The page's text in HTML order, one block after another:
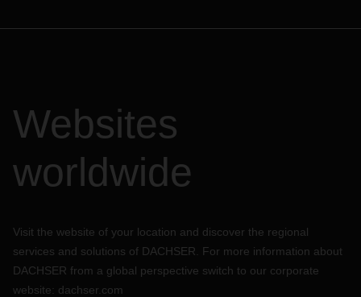
Websites
worldwide
Visit the website of your location and discover the regional
services and solutions of DACHSER. For more information about
DACHSER from a global perspective switch to our corporate
website: dachser.com